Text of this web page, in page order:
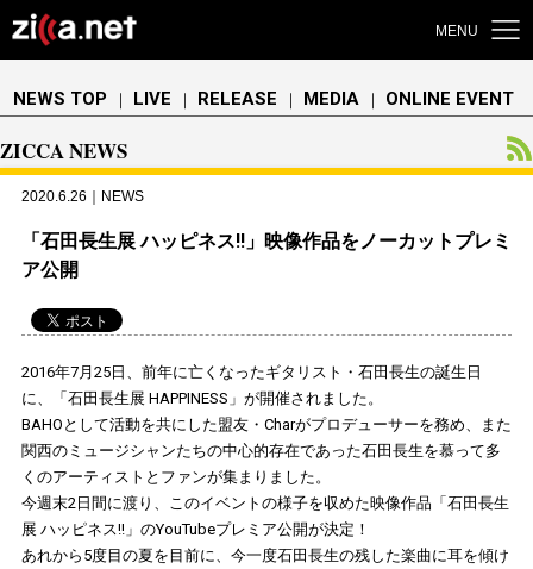
MENU
NEWS TOP ｜ LIVE ｜ RELEASE ｜ MEDIA ｜ ONLINE EVENT
ZICCA NEWS
2020.6.26｜NEWS
「石田長生展 ハッピネス!!」映像作品をノーカットプレミ
ア公開
2016年7月25日、前年に亡くなったギタリスト・石田長生の誕生日
に、「石田長生展 HAPPINESS」が開催されました。
BAHOとして活動を共にした盟友・Charがプロデューサーを務め、また
関西のミュージシャンたちの中心的存在であった石田長生を慕って多
くのアーティストとファンが集まりました。
今週末2日間に渡り、このイベントの様子を収めた映像作品「石田長生
展 ハッピネス!!」のYouTubeプレミア公開が決定！
あれから5度目の夏を目前に、今一度石田長生の残した楽曲に耳を傾け